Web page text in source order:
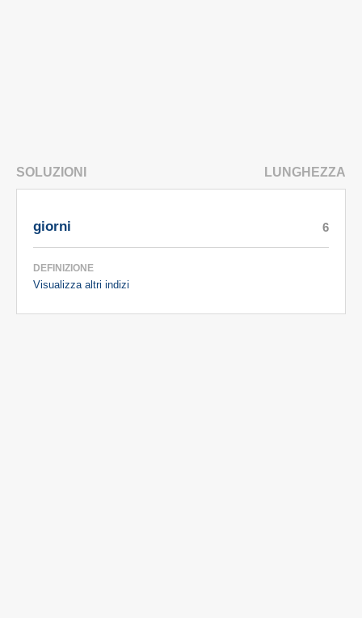
SOLUZIONI LUNGHEZZA
giorni
DEFINIZIONE
Visualizza altri indizi
6